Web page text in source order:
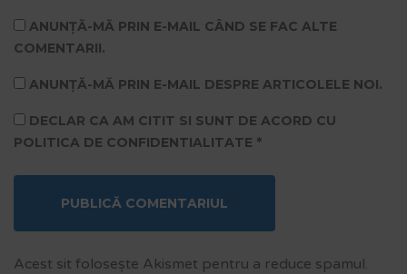
ANUNȚĂ-MĂ PRIN E-MAIL CÂND SE FAC ALTE
COMENTARII.
ANUNȚĂ-MĂ PRIN E-MAIL DESPRE ARTICOLELE NOI.
DECLAR CA AM CITIT SI SUNT DE ACORD CU
POLITICA DE CONFIDENTIALITATE *
Acest sit folosește Akismet pentru a reduce spamul.